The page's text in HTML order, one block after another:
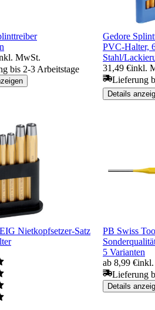
MwSt.
bis 2-3 Arbeitstage
Gedore
PVC-Halter,
Stahl/
31,49 €inkl.
Lieferung
Details
Nietkopfsetzer-Satz
PB Swiss
5 Varianten
ab 8,99 €
Lieferung
Details